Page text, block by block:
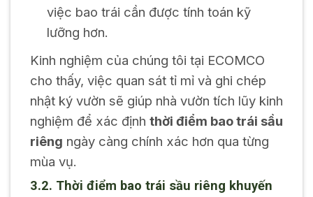
việc bao trái cần được tính toán kỹ
lưỡng hơn.
Kinh nghiệm của chúng tôi tại ECOMCO
cho thấy, việc quan sát tỉ mỉ và ghi chép
nhật ký vườn sẽ giúp nhà vườn tích lũy kinh
nghiệm để xác định thời điểm bao trái sầu
riêng ngày càng chính xác hơn qua từng
mùa vụ.
3.2. Thời điểm bao trái sầu riêng khuyến